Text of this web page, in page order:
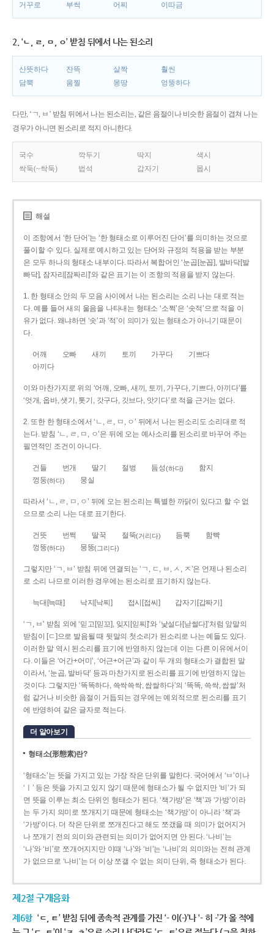
거꾸로
부썩 어찌 이따금
2. ‘ㄴ, ㄹ, ㅁ, ㅇ’ 받침 뒤에서 나는 된소리
산뜻하다 잔뜩 살짝
훨씬
담뿍
움찔 몽땅 엉뚱하다
다만, ‘ㄱ, ㅂ’ 받침 뒤에서 나는 된소리는, 같은 음절이나 비슷한 음절이 겹쳐 나는
경우가 아니면 된소리로 적지 아니한다.
국수 깍두기 딱지
색시
싹둑(~싹둑)
법석 갑자기 몹시
해설
이 조항에서 ‘한 단어’는 ‘한 형태소로 이루어진 단어’를 의미하는 것으로
풀이할 수 있다. 실제로 예시하고 있는 단어와 규정의 적용을 받는 부분
은 모두 하나의 형태소 내부이다. 따라서 복합어인 ‘눈곱[눈꼽], 발바닥[발
빠닥], 잠자리[잠짜리]’와 같은 표기는 이 조항의 적용을 받지 않는다.
1. 한 형태소 안의 두 모음 사이에서 나는 된소리는 소리 나는 대로 적는
다. 예를 들어 새의 울음을 나타내는 형태소 ‘소쩍’은 ‘솟적’으로 적을 이
유가 없다. 왜냐하면 ‘솟’과 ‘적’이 의미가 있는 형태소가 아니기 때문이
다.
어깨 오빠 새끼 토끼 가꾸다
기쁘다
아끼다
이와 마찬가지로 위의 ‘어깨, 오빠, 새끼, 토끼, 가꾸다, 기쁘다, 아끼다’를
‘엇개, 옵바, 샛기, 톳기, 갓구다, 깃브다, 앗기다’로 적을 근거는 없다.
2. 또한 한 형태소에서 ‘ㄴ, ㄹ, ㅁ, ㅇ’ 뒤에서 나는 된소리도 소리대로 적
는다. 받침 ‘ㄴ, ㄹ, ㅁ, ㅇ’은 뒤에 오는 예사소리를 된소리로 바꾸어 주는
필연적인 조건이 아니다.
건들 번개 딸기 절벙 듬성(하다)
함지
껑둥(하다) 뭉실
따라서 ‘ㄴ, ㄹ, ㅁ, ㅇ’ 뒤에 오는 된소리는 특별한 까닭이 있다고 할 수 없
으므로 소리 나는 대로 표기한다.
건뜻 번쩍 딸꾹 절뚝(거리다) 듬뿍
함빡
껑뚱(하다) 뭉뚱(그리다)
그렇지만 ‘ㄱ, ㅂ’ 받침 뒤에 연결되는 ‘ㄱ, ㄷ, ㅂ, ㅅ, ㅈ’은 언제나 된소리
로 소리 나므로 이러한 경우에는 된소리로 표기하지 않는다.
늑대[늑때] 낙지[낙찌] 접시[접씨] 갑자기[갑짜기]
‘ㄱ, ㅂ’ 받침 외에 ‘믿고[믿꼬], 잊지[읻찌]’와 ‘낯설다[낟썰다]’처럼 앞말의
받침이 [ㄷ]으로 발음될 때 뒷말의 첫소리가 된소리로 나는 예들도 있다.
이러한 말 역시 된소리를 표기에 반영하지 않는데 이는 다른 이유에서이
다. 이들은 ‘어간+어미’, ‘어근+어근’과 같이 두 개의 형태소가 결합된 말
이라서, ‘눈곱, 발바닥’ 등과 마찬가지로 된소리를 표기에 반영하지 않는
것이다. 그렇지만 ‘똑똑하다, 쓱싹쓱싹, 쌉쌀하다’의 ‘똑똑, 쓱싹, 쌉쌀’처
럼 같거나 비슷한 음절이 거듭되는 경우에는 예외적으로 된소리를 표기
에 반영하여 같은 글자로 적는다.
더 알아보기
형태소(形態素)란?
‘형태소’는 뜻을 가지고 있는 가장 작은 단위를 말한다. 국어에서 ‘ㅂ’이나
‘ㅣ’ 등은 뜻을 가지고 있지 않기 때문에 형태소가 될 수 없지만 ‘비’가 되
면 뜻을 이루는 최소 단위인 형태소가 된다. ‘책가방’은 ‘책’과 ‘가방’이라
는 두 가지 의미로 쪼개지기 때문에 형태소는 ‘책가방’이 아니라 ‘책’과
‘가방’이다. 더 작은 단위로 쪼개진다고 해도 쪼갰을 때 의미가 없어지거
나 쪼개기 전의 의미와 관련되는 의미가 없어지면 안 된다. ‘나비’는
‘나’와 ‘비’로 쪼개어지지만 이때 ‘나’와 ‘비’는 ‘나비’의 의미와는 전혀 관계
가 없으므로 ‘나비’는 더 이상 쪼갤 수 없는 의미 단위, 즉 형태소가 된다.
제2절 구개음화
제6항 ‘ㄷ, ㅌ’ 받침 뒤에 종속적 관계를 가진 ‘- 이(-)’나 ‘- 히 -’가 올 적에